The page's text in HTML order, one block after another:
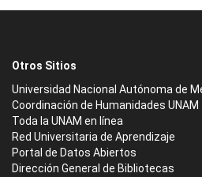
Otros Sitios
Universidad Nacional Autónoma de
Coordinación de Humanidades UNAM
Toda la UNAM en línea
Red Universitaria de Aprendizaje
Portal de Datos Abiertos
Dirección General de Bibliotecas